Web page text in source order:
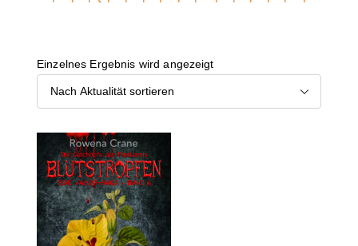
Einzelnes Ergebnis wird angezeigt